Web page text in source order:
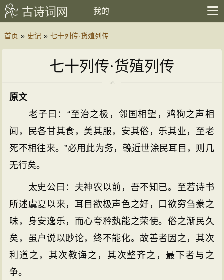
古诗词网 我的
首页 » 史记 » 七十列传·货殖列传
七十列传·货殖列传
原文
老子曰：“至治之极，邻国相望，鸡狗之声相
闻，民各甘其食，美其服，安其俗，乐其业，至老
死不相往来。”必用此为务，輓近世涂民耳目，则几
无行矣。
太史公曰：夫神农以前，吾不知已。至若诗书
所述虞夏以来，耳目欲极声色之好，口欲穷刍豢之
味，身安逸乐，而心夸矜埶能之荣使。俗之渐民久
矣，虽户说以眇论，终不能化。故善者因之，其次
利道之，其次教诲之，其次整齐之，最下者与之
争。